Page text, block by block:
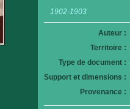
1902-1903
Auteur :
Territoire :
Type de document :
Support et dimensions :
Provenance :